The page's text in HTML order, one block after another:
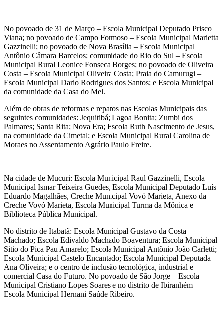
No povoado de 31 de Março – Escola Municipal Deputado Prisco
Viana; no povoado de Campo Formoso – Escola Municipal Marietta
Gazzinelli; no povoado de Nova Brasília – Escola Municipal
Antônio Câmara Barcelos; comunidade do Rio do Sul – Escola
Municipal Rural Leonice Fonseca Borges; no povoado de Oliveira
Costa – Escola Municipal Oliveira Costa; Praia do Camurugi –
Escola Municipal Dario Rodrigues dos Santos; e Escola Municipal
da comunidade da Casa do Mel.
Além de obras de reformas e reparos nas Escolas Municipais das
seguintes comunidades: Jequitibá; Lagoa Bonita; Zumbi dos
Palmares; Santa Rita; Nova Era; Escola Ruth Nascimento de Jesus,
na comunidade da Cimetal; e Escola Municipal Rural Carolina de
Moraes no Assentamento Agrário Paulo Freire.
Na cidade de Mucuri: Escola Municipal Raul Gazzinelli, Escola
Municipal Ismar Teixeira Guedes, Escola Municipal Deputado Luís
Eduardo Magalhães, Creche Municipal Vovó Marieta, Anexo da
Creche Vovó Marieta, Escola Municipal Turma da Mônica e
Biblioteca Pública Municipal.
No distrito de Itabatã: Escola Municipal Gustavo da Costa
Machado; Escola Edivaldo Machado Boaventura; Escola Municipal
Sitio do Pica Pau Amarelo; Escola Municipal Antônio João Carletti;
Escola Municipal Castelo Encantado; Escola Municipal Deputada
Ana Oliveira; e o centro de inclusão tecnológica, industrial e
comercial Casa do Futuro. No povoado de São Jorge – Escola
Municipal Cristiano Lopes Soares e no distrito de Ibiranhém –
Escola Municipal Hernani Saúde Ribeiro.